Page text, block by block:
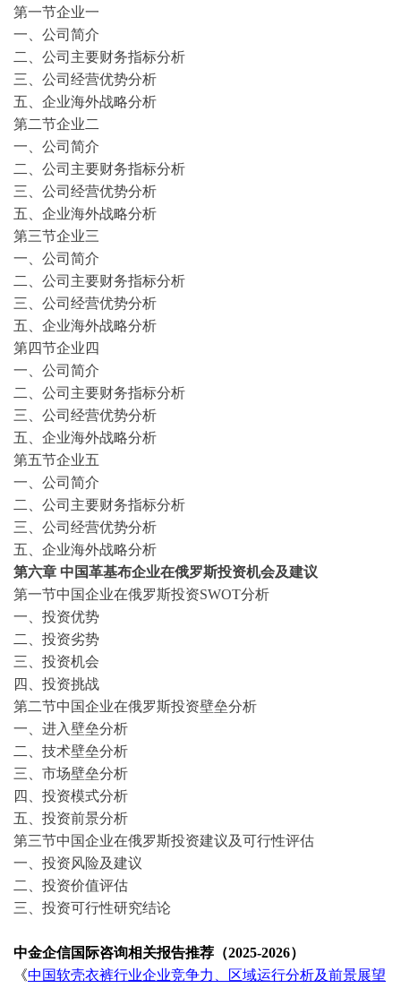
第一节企业一
一、公司简介
二、公司主要财务指标分析
三、公司经营优势分析
五、企业海外战略分析
第二节企业二
一、公司简介
二、公司主要财务指标分析
三、公司经营优势分析
五、企业海外战略分析
第三节企业三
一、公司简介
二、公司主要财务指标分析
三、公司经营优势分析
五、企业海外战略分析
第四节企业四
一、公司简介
二、公司主要财务指标分析
三、公司经营优势分析
五、企业海外战略分析
第五节企业五
一、公司简介
二、公司主要财务指标分析
三、公司经营优势分析
五、企业海外战略分析
第六章 中国革基布企业在俄罗斯投资机会及建议
第一节中国企业在俄罗斯投资SWOT分析
一、投资优势
二、投资劣势
三、投资机会
四、投资挑战
第二节中国企业在俄罗斯投资壁垒分析
一、 进入壁垒分析
二、技术壁垒分析
三、市场壁垒分析
四、投资模式分析
五、 投资前景分析
第三节中国企业在俄罗斯投资建议及可行性评估
一、投资风险及建议
二、投资价值评估
三、投资可行性研究结论
中金企信国际咨询相关报告推荐（2025-2026）
《中国软壳衣裤行业企业竞争力、区域运行分析及前景展望